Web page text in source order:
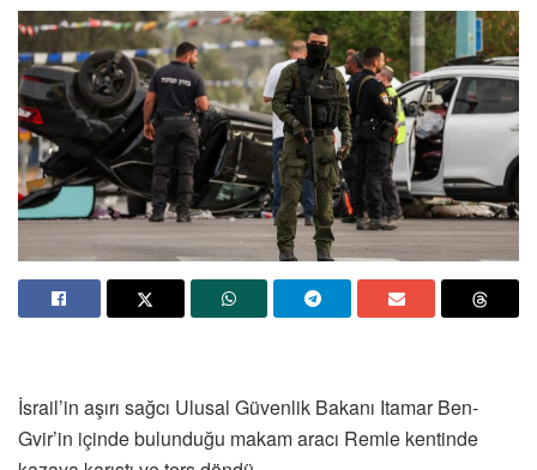
İsrail’in aşırı sağcı Ulusal Güvenlik Bakanı Itamar Ben-
Gvir’in içinde bulunduğu makam aracı Remle kentinde